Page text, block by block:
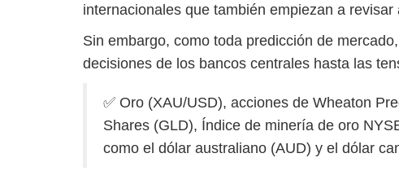
internacionales que también empiezan a
Sin embargo, como toda predicción de
decisiones de los bancos centrales hasta las
✅ Oro (XAU/USD), acciones de Wheaton
Shares (GLD), Índice de minería de oro
como el dólar australiano (AUD) y el dólar